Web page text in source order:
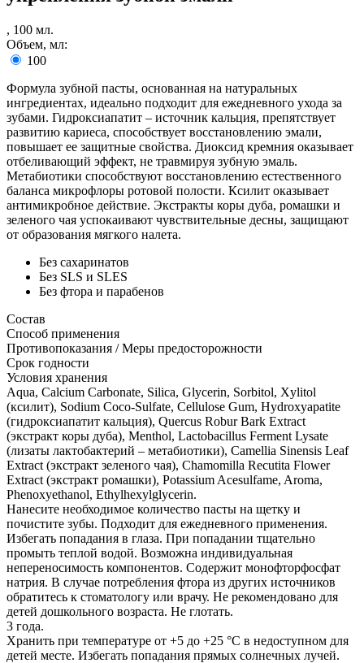
, 100 мл.
Объем, мл:
100
Формула зубной пасты, основанная на натуральных
ингредиентах, идеально подходит для ежедневного ухода за
зубами. Гидроксиапатит – источник кальция, препятствует
развитию кариеса, способствует восстановлению эмали,
повышает ее защитные свойства. Диоксид кремния оказывает
отбеливающий эффект, не травмируя зубную эмаль.
Метабиотики способствуют восстановлению естественного
баланса микрофлоры ротовой полости. Ксилит оказывает
антимикробное действие. Экстракты коры дуба, ромашки и
зеленого чая успокаивают чувствительные десны, защищают
от образования мягкого налета.
Без сахаринатов
Без SLS и SLES
Без фтора и парабенов
Состав
Способ применения
Противопоказания / Меры предосторожности
Срок годности
Условия хранения
Aqua, Calcium Carbonate, Silica, Glycerin, Sorbitol, Xylitol
(ксилит), Sodium Coco-Sulfate, Cellulose Gum, Hydroxyapatite
(гидроксиапатит кальция), Quercus Robur Bark Extract
(экстракт коры дуба), Menthol, Lactobacillus Ferment Lysate
(лизаты лактобактерий – метабиотики), Camellia Sinensis Leaf
Extract (экстракт зеленого чая), Chamomilla Recutita Flower
Extract (экстракт ромашки), Potassium Acesulfame, Aroma,
Phenoxyethanol, Ethylhexylglycerin.
Нанесите необходимое количество пасты на щетку и
почистите зубы. Подходит для ежедневного применения.
Избегать попадания в глаза. При попадании тщательно
промыть теплой водой. Возможна индивидуальная
непереносимость компонентов. Содержит монофторфосфат
натрия. В случае потребления фтора из других источников
обратитесь к стоматологу или врачу. Не рекомендовано для
детей дошкольного возраста. Не глотать.
3 года.
Хранить при температуре от +5 до +25 °C в недоступном для
детей месте. Избегать попадания прямых солнечных лучей.